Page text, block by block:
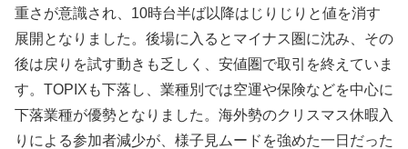
重さが意識され、10時台半ば以降はじりじりと値を消す
展開となりました。後場に入るとマイナス圏に沈み、その
後は戻りを試す動きも乏しく、安値圏で取引を終えていま
す。TOPIXも下落し、業種別では空運や保険などを中心に
下落業種が優勢となりました。海外勢のクリスマス休暇入
りによる参加者減少が、様子見ムードを強めた一日だった